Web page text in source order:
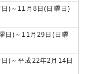
)～11月8日(日曜日)
日)～11月29日(日曜
)～平成22年2月14日